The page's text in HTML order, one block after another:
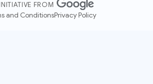
FROM
and ConditionsPrivacy Policy